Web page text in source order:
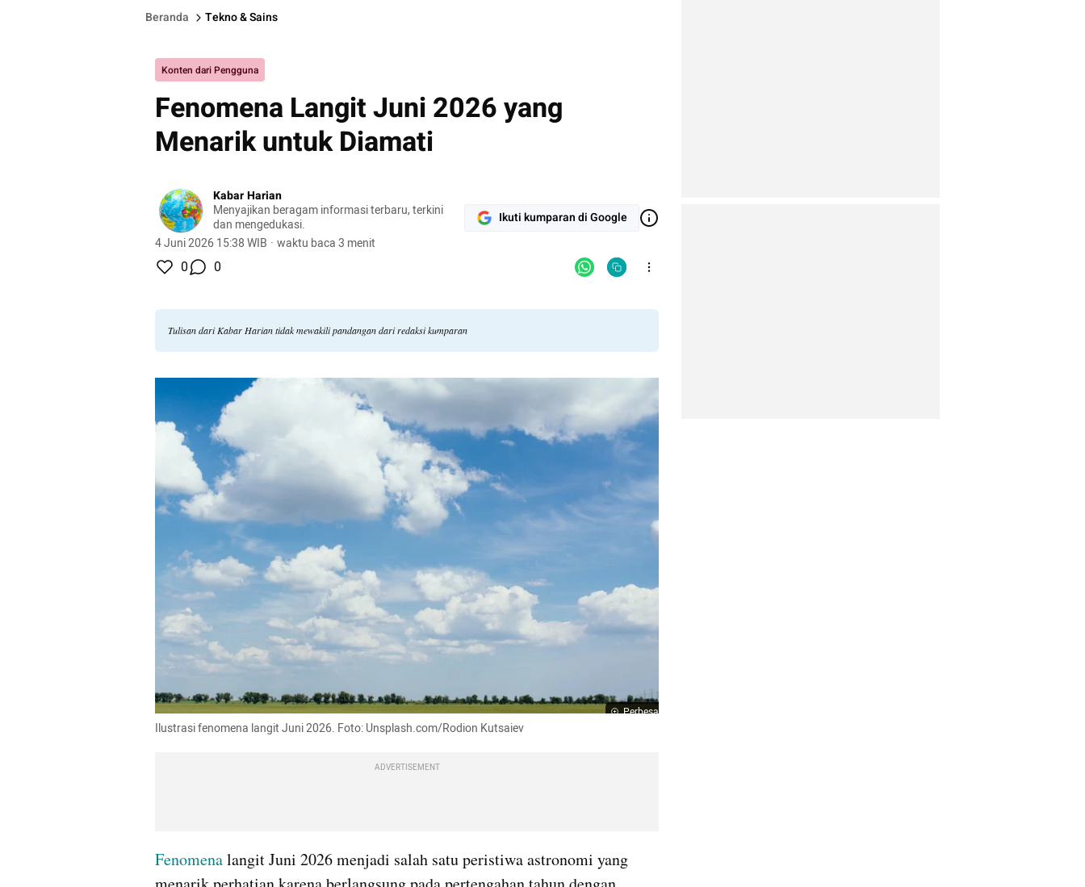
Beranda Tekno & Sains
Konten dari Pengguna
Fenomena Langit Juni 2026 yang
Menarik untuk Diamati
Kabar Harian
Menyajikan beragam informasi terbaru, terkini
dan mengedukasi.
4 Juni 2026 15:38 WIB · waktu baca 3 menit
Ikuti kumparan di Google
0 0
Tulisan dari Kabar Harian tidak mewakili pandangan dari redaksi kumparan
Perbesar
Ilustrasi fenomena langit Juni 2026. Foto: Unsplash.com/Rodion Kutsaiev
ADVERTISEMENT
Fenomena langit Juni 2026 menjadi salah satu peristiwa astronomi yang